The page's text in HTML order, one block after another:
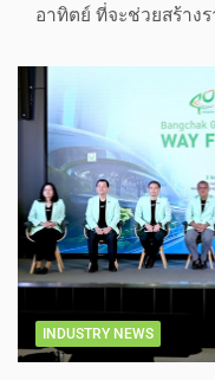
อาทิตย์ ที่จะช่วยสร้าง
INDUSTRY NEWS